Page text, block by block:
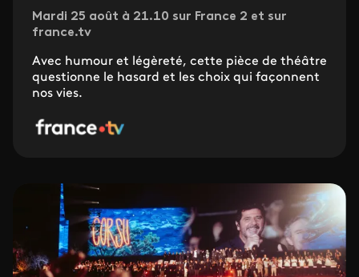
Mardi 25 août à 21.10 sur France 2 et sur
france.tv
Avec humour et légèreté, cette pièce de théâtre
questionne le hasard et les choix qui façonnent
nos vies.